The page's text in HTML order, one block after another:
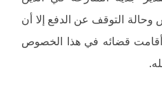
وحالة التوقف عن الدفع إلا أن
قضائه في هذا الخصوص